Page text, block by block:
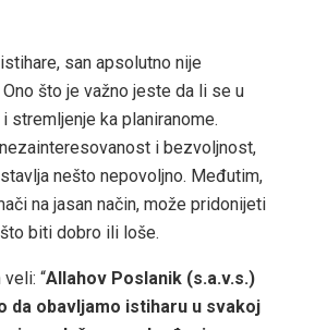
san apsolutno nije
što je važno jeste da li se u
stremljenje ka planiranome.
i bezvoljnost,
nešto nepovoljno. Me­đutim,
na jasan način, može pridonijeti
biti dobro ili loše.
“Allahov Poslanik (s.a.v.s.)
da obavljamo istiharu u svakoj